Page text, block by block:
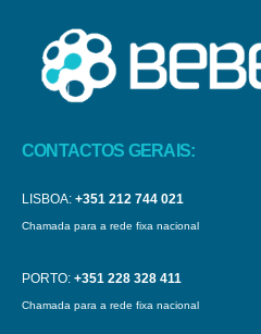
CONTACTOS GERAIS:
LISBOA: +351 212 744 021
Chamada para a rede fixa nacional
PORTO: +351 228 328 411
Chamada para a rede fixa nacional